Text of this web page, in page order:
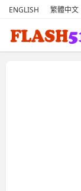
ENGLISH 繁體中文